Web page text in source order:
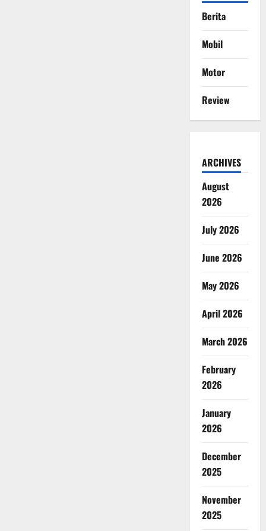
Berita
Mobil
Motor
Review
ARCHIVES
August
2026
July 2026
June 2026
May 2026
April 2026
March 2026
February
2026
January
2026
December
2025
November
2025